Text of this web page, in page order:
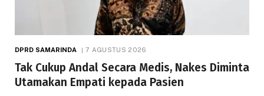
DPRD SAMARINDA 7 AGUSTUS 2026
Tak Cukup Andal Secara Medis, Nakes Diminta
Utamakan Empati kepada Pasien